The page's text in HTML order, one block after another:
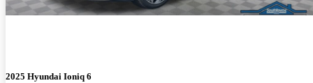
2025 Hyundai Ioniq 6